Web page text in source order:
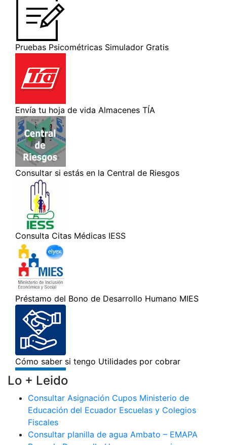
Lo + Leido
Consultar Asignación Cupos Ministerio de
Educación del Ecuador Escuelas y Colegios
Fiscales
Consultar planilla de agua Ambato – EMAPA